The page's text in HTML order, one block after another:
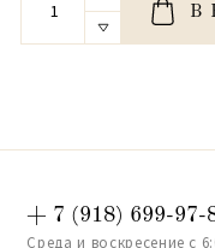
В
+ 7 (918) 699-97-
Среда и воскресение с